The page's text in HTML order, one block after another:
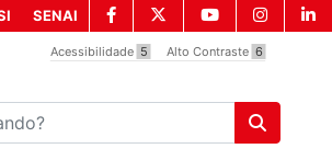
Acessibilidade 5 Alto Contraste 6
SENAI